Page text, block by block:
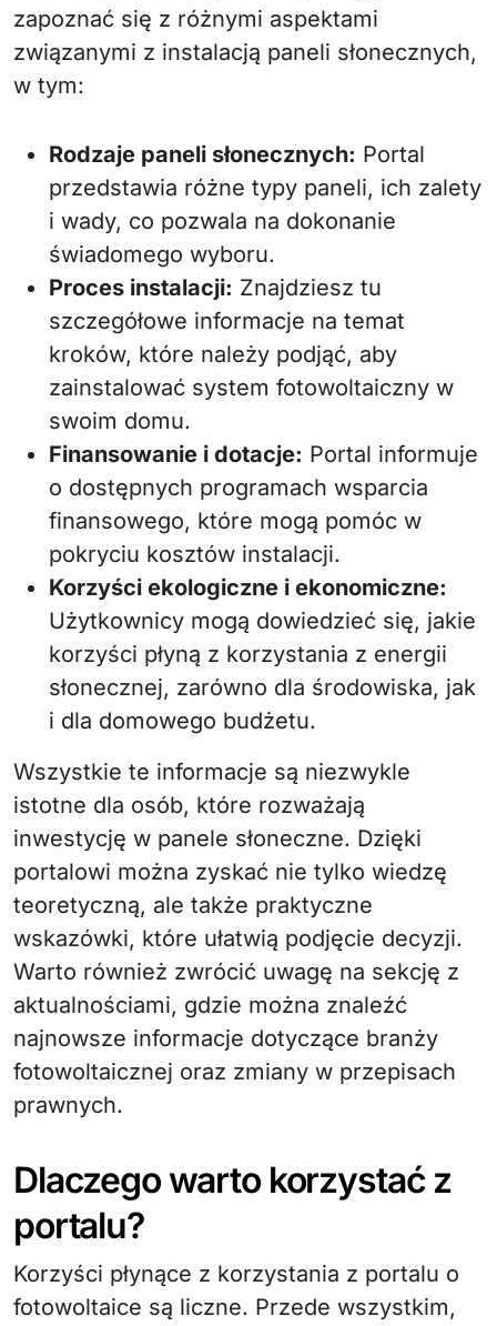
zapoznać się z różnymi aspektami
związanymi z instalacją paneli słonecznych,
w tym:
Rodzaje paneli słonecznych: Portal
przedstawia różne typy paneli, ich zalety
i wady, co pozwala na dokonanie
świadomego wyboru.
Proces instalacji: Znajdziesz tu
szczegółowe informacje na temat
kroków, które należy podjąć, aby
zainstalować system fotowoltaiczny w
swoim domu.
Finansowanie i dotacje: Portal informuje
o dostępnych programach wsparcia
finansowego, które mogą pomóc w
pokryciu kosztów instalacji.
Korzyści ekologiczne i ekonomiczne:
Użytkownicy mogą dowiedzieć się, jakie
korzyści płyną z korzystania z energii
słonecznej, zarówno dla środowiska, jak
i dla domowego budżetu.
Wszystkie te informacje są niezwykle
istotne dla osób, które rozważają
inwestycję w panele słoneczne. Dzięki
portalowi można zyskać nie tylko wiedzę
teoretyczną, ale także praktyczne
wskazówki, które ułatwią podjęcie decyzji.
Warto również zwrócić uwagę na sekcję z
aktualnościami, gdzie można znaleźć
najnowsze informacje dotyczące branży
fotowoltaicznej oraz zmiany w przepisach
prawnych.
Dlaczego warto korzystać z
portalu?
Korzyści płynące z korzystania z portalu o
fotowoltaice są liczne. Przede wszystkim,